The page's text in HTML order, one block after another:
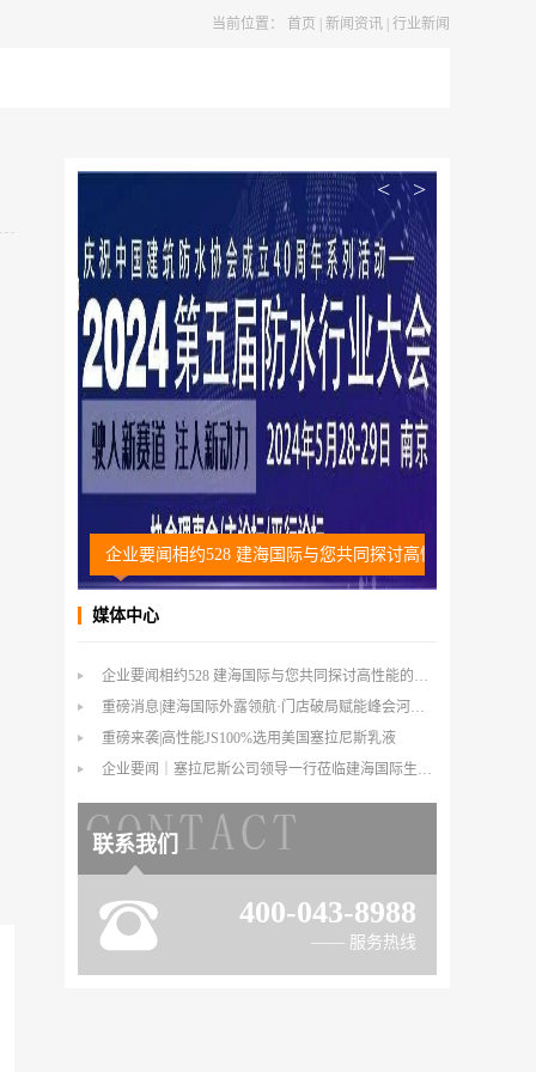
当前位置： 首页 新闻资讯 行业新闻
<
企业要闻相约528 建海国际与您共同探讨高性能的外露防水
>
媒体中心
企业要闻相约528 建海国际与您共同探讨高性能的外露防水
重磅消息|建海国际外露领航·门店破局赋能峰会河北站倒计时1天
重磅来袭|高性能JS100%选用美国塞拉尼斯乳液
企业要闻｜塞拉尼斯公司领导一行莅临建海国际生产基地参观交流
联系我们
400-043-8988
—— 服务热线